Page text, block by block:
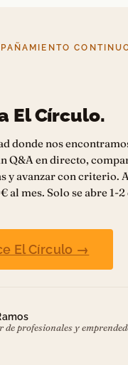
El Círculo.
donde nos
Q&A en directo,
y avanzar con criterio.
al mes. Solo se abre 1-2
El Círculo →
de profesionales y